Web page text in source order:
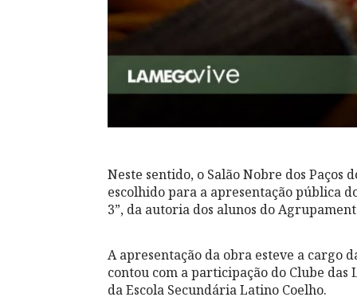
Neste sentido, o Salão Nobre dos Paços
escolhido para a apresentação pública
3”, da autoria dos alunos do
A apresentação da obra esteve a cargo
contou com a participação do Clube
da Escola Secundária Latino Coelho.